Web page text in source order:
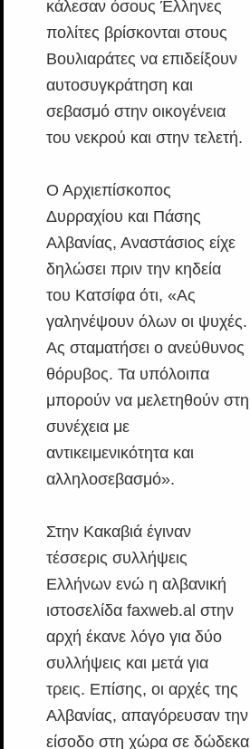
κάλεσαν όσους Έλληνες
πολίτες βρίσκονται στους
Βουλιαράτες να επιδείξουν
αυτοσυγκράτηση και
σεβασμό στην οικογένεια
του νεκρού και στην τελετή.
Ο Αρχιεπίσκοπος
Δυρραχίου και Πάσης
Αλβανίας, Αναστάσιος είχε
δηλώσει πριν την κηδεία
του Κατσίφα ότι, «Ας
γαληνέψουν όλων οι ψυχές.
Ας σταματήσει ο ανεύθυνος
θόρυβος. Τα υπόλοιπα
μπορούν να μελετηθούν στη
συνέχεια με
αντικειμενικότητα και
αλληλοσεβασμό».
Στην Κακαβιά έγιναν
τέσσερις συλλήψεις
Ελλήνων ενώ η αλβανική
ιστοσελίδα faxweb.al στην
αρχή έκανε λόγο για δύο
συλλήψεις και μετά για
τρεις. Επίσης, οι αρχές της
Αλβανίας, απαγόρευσαν την
είσοδο στη χώρα σε δώδεκα